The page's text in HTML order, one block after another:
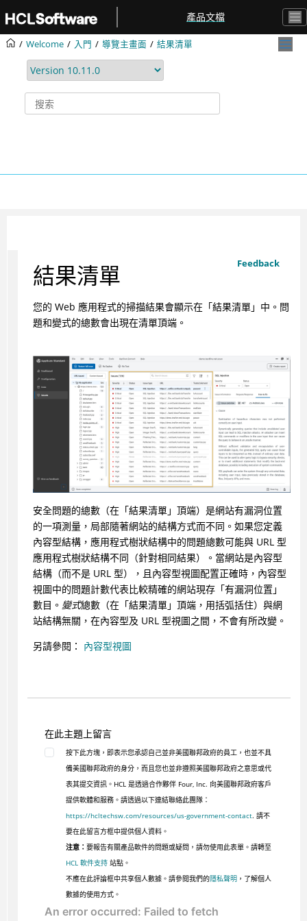
產品文檔
Welcome 入門 導覽主畫面 結果清單
Feedback
結果清單
您的 Web 應用程式的掃描結果會顯示在「結果清單」中。問
題和變式的總數會出現在清單頂端。
安全問題的總數（在「結果清單」頂端）是網站有漏洞位置
的一項測量，局部隨著網站的結構方式而不同。如果您定義
內容型結構，應用程式樹狀結構中的問題總數可能與 URL 型
應用程式樹狀結構不同（針對相同結果）。當網站是內容型
結構（而不是 URL 型），且內容型視圖配置正確時，內容型
視圖中的問題計數代表比較精確的網站現存「有漏洞位置」
數目。 變式總數（在「結果清單」頂端，用括弧括住）與網
站結構無關，在內容型及 URL 型視圖之間，不會有所改變。
另請參閱： 內容型視圖
在此主題上留言
按下此方塊，即表示您承認自己並非美國聯邦政府的員工，也並不具
備美國聯邦政府的身分，而且您也並非遵照美國聯邦政府之意思或代
表其提交資訊。HCL 是透過合作夥伴 Four, Inc. 向美國聯邦政府客戶
提供軟體和服務。請透過以下連結聯絡此團隊：
https://hcltechsw.com/resources/us-government-contact. 請不
要在此留言方框中提供個人資料。
注意： 要報告有關產品軟件的問題或疑問，請勿使用此表單。請轉至
HCL 軟件支持站點。
不應在此評論框中共享個人數據。請參閱我們的隱私聲明 ，了解個人
數據的使用方式。